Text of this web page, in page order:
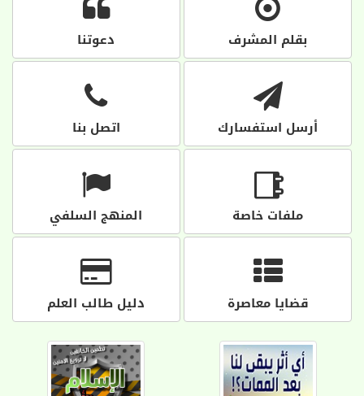
بقلم المشرف دعوتنا
أرسل استفسارك اتصل بنا
ملفات خاصة المنهج السلفي
قضايا معاصرة دليل طالب العلم